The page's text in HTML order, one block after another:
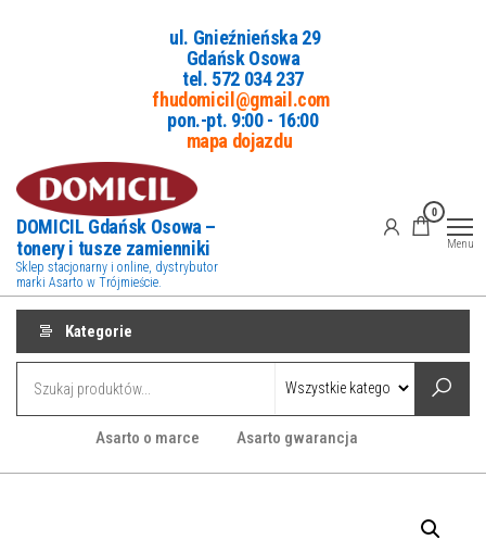
ul. Gnieźnieńska 29
Gdańsk Osowa
tel. 572 034 237
fhudomicil@gmail.com
pon.-pt. 9:00 - 16:00
mapa dojazdu
DOMICIL Gdańsk Osowa –
tonery i tusze zamienniki
Sklep stacjonarny i online, dystrybutor
marki Asarto w Trójmieście.
0
Menu
Kategorie
Asarto o marce Asarto gwarancja